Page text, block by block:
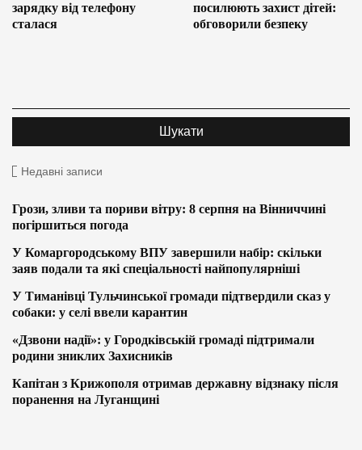
зарядку від телефону
сталася
посилюють захист дітей:
обговорили безпеку
Недавні записи
Грози, зливи та пориви вітру: 8 серпня на Вінниччині
погіршиться погода
У Комаргородському ВПУ завершили набір: скільки
заяв подали та які спеціальності найпопулярніші
У Тиманівці Тульчинської громади підтвердили сказ у
собаки: у селі ввели карантин
«Дзвони надії»: у Городківській громаді підтримали
родини зниклих Захисників
Капітан з Крижополя отримав державну відзнаку після
поранення на Луганщині